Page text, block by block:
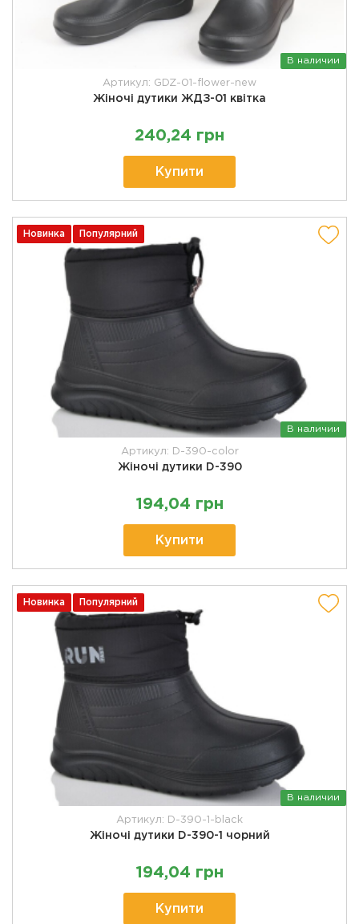
В наличии
Артикул: GDZ-01-flower-new
Жіночі дутики ЖДЗ-01 квітка
240,24 грн
Купити
Новинка Популярний
В наличии
Артикул: D-390-color
Жіночі дутики D-390
194,04 грн
Купити
Новинка Популярний
В наличии
Артикул: D-390-1-black
Жіночі дутики D-390-1 чорний
194,04 грн
Купити